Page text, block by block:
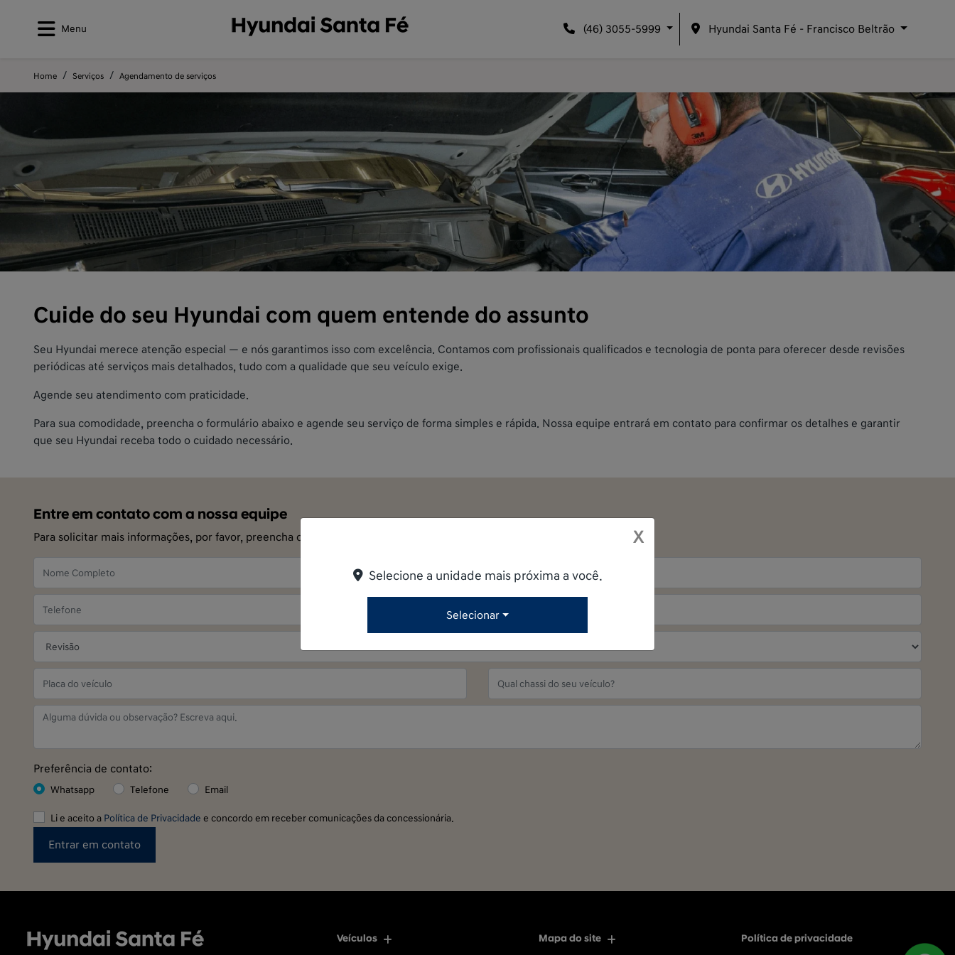
Menu (46) 3055-5999 Hyundai Santa Fé - Francisco Beltrão
Home Serviços Agendamento de serviços
Cuide do seu Hyundai com quem entende do assunto
Seu Hyundai merece atenção especial — e nós garantimos isso com excelência. Contamos com profissionais qualificados e tecnologia de ponta para oferecer desde revisões
periódicas até serviços mais detalhados, tudo com a qualidade que seu veículo exige.
Agende seu atendimento com praticidade.
Para sua comodidade, preencha o formulário abaixo e agende seu serviço de forma simples e rápida. Nossa equipe entrará em contato para confirmar os detalhes e garantir
que seu Hyundai receba todo o cuidado necessário.
Entre em contato com a nossa equipe
Para solicitar mais informações, por favor, preencha o formulário abaixo que entraremos em contato rapidamente.
Preferência de contato:
Whatsapp Telefone Email
Li e aceito a Política de Privacidade e concordo em receber comunicações da concessionária.
Entrar em contato
Veículos Mapa do site Política de privacidade
X
Selecione a unidade mais próxima a você.
Selecionar